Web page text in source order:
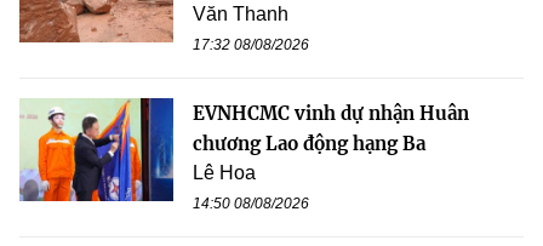
Văn Thanh
17:32 08/08/2026
EVNHCMC vinh dự nhận Huân
chương Lao động hạng Ba
Lê Hoa
14:50 08/08/2026